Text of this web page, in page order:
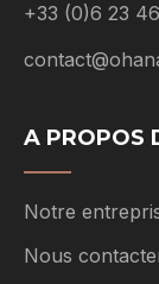
+33 (0)6 23
A PROPOS
Notre
Nous